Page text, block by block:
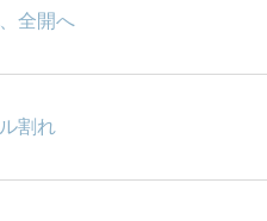
全開へ
割れ